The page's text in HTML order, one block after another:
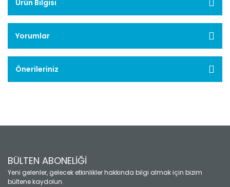
Ürün Bilgisi
Yorumlar
Önerileriniz
BÜLTEN ABONELİĞİ
Yeni gelenler, gelecek etkinlikler hakkında bilgi almak için bizim
bültene kaydolun.